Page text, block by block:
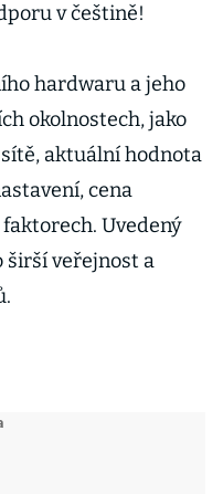
v češtině!
hardwaru a jeho
okolnostech, jako
aktuální hodnota
cena
Uvedený
širší veřejnost a